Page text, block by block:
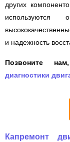
других
используются
и надежность
Позвоните
диагностики
Капремонт